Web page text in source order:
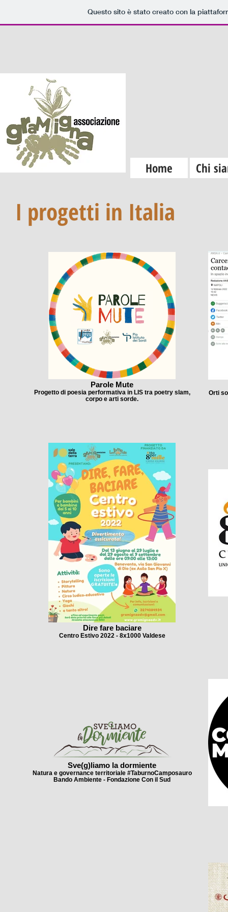
Questo sito è stato creato con la
Home Chi
I progetti in Italia
Parole Mute
Progetto di poesia performativa in LIS tra poetry slam,
corpo e arti sorde.
Orti
Dire fare baciare
Centro Estivo 2022 - 8x1000 Valdese
Sve(g)liamo la dormiente
Natura e governance territoriale #TaburnoCamposauro
Bando Ambiente - Fondazione Con il Sud